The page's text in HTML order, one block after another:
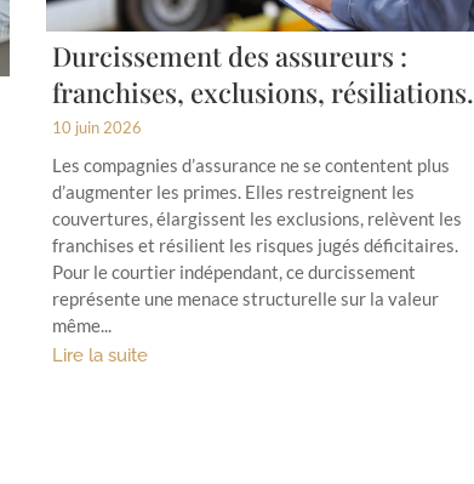
Durcissement des assureurs :
franchises, exclusions, résiliations.
10 juin 2026
Les compagnies d’assurance ne se contentent plus
d’augmenter les primes. Elles restreignent les
couvertures, élargissent les exclusions, relèvent les
franchises et résilient les risques jugés déficitaires.
Pour le courtier indépendant, ce durcissement
représente une menace structurelle sur la valeur
même...
Lire la suite